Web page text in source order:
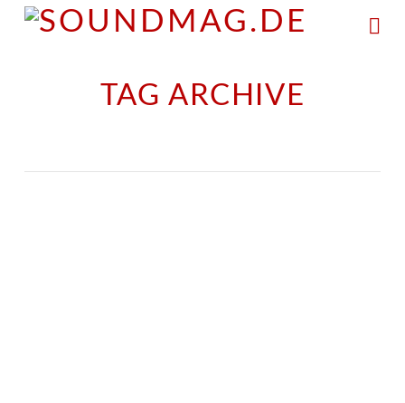
TAG ARCHIVE